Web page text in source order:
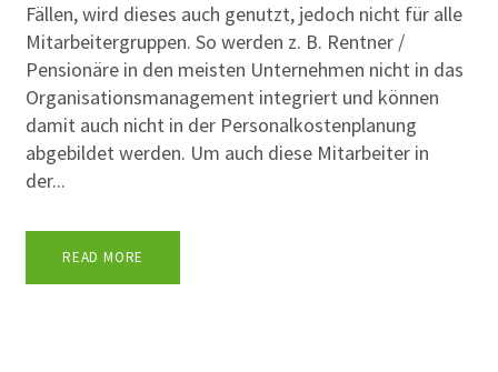
Fällen, wird dieses auch genutzt, jedoch nicht für alle
Mitarbeitergruppen. So werden z. B. Rentner /
Pensionäre in den meisten Unternehmen nicht in das
Organisationsmanagement integriert und können
damit auch nicht in der Personalkostenplanung
abgebildet werden. Um auch diese Mitarbeiter in
der...
READ MORE